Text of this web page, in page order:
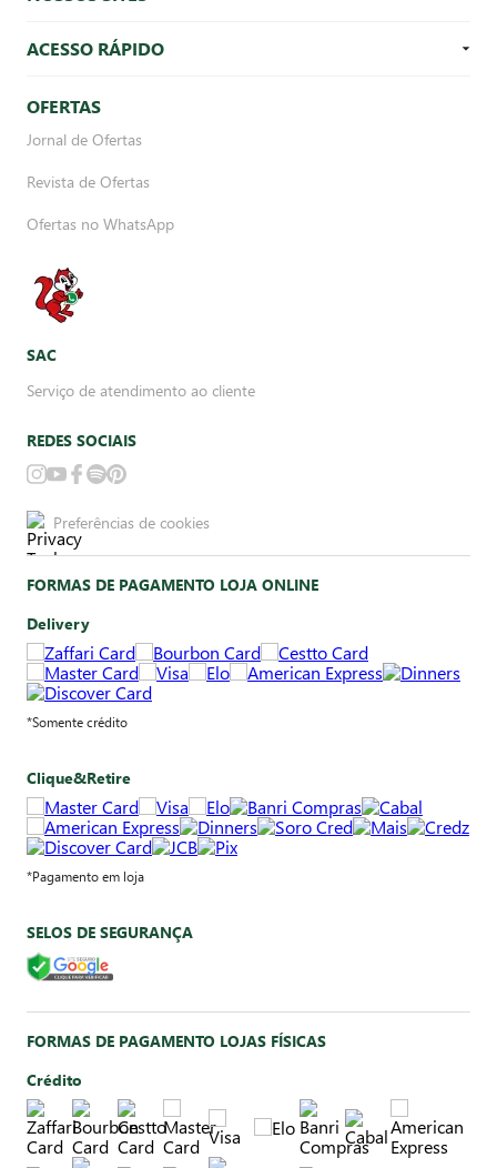
ACESSO RÁPIDO
OFERTAS
Jornal de Ofertas
Revista de Ofertas
Ofertas no WhatsApp
SAC
Serviço de atendimento ao cliente
REDES SOCIAIS
Preferências de cookies
FORMAS DE PAGAMENTO LOJA ONLINE
Delivery
*Somente crédito
Clique&Retire
*Pagamento em loja
SELOS DE SEGURANÇA
FORMAS DE PAGAMENTO LOJAS FÍSICAS
Crédito